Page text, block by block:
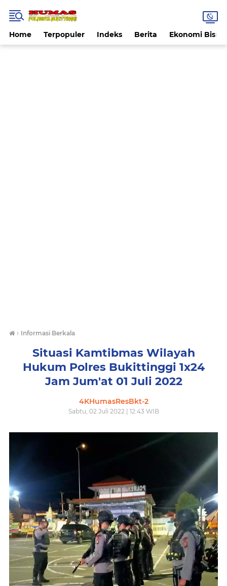
Home Terpopuler Indeks Berita Ekonomi Bisnis
› Informasi Berkala
Situasi Kamtibmas Wilayah
Hukum Polres Bukittinggi 1x24
Jam Jum'at 01 Juli 2022
4KHumasResBkt-2
Sabtu, 02 Juli 2022 | 12:43 WIB